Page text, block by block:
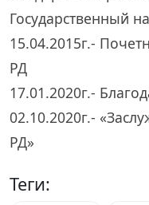
Государственный
15.04.2015г.-
РД
17.01.2020г.-
02.10.2020г.-
РД»
Теги: